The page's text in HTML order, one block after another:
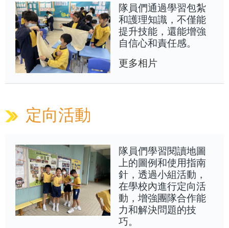
隊員們通過學習包紮
和護理知識，不僅能
提升技能，還能增強
自信心和責任感。
更多相片
定向活動
隊員們學習閱讀地圖
上的圖例和使用指南
針，透過小組活動，
在學校內進行定向活
動，增強團隊合作能
力和解決問題的技
巧。